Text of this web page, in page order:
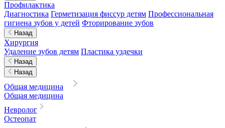
Профилактика
Диагностика Герметизация фиссур детям Профессиональная
гигиена зубов у детей Фторирование зубов
Назад
Хирургия
Удаление зубов детям Пластика уздечки
Назад
Назад
Общая медицина
Общая медицина
Невролог
Остеопат